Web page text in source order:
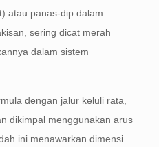
atau panas-dip dalam
sering dicat merah
dalam sistem
dengan jalur keluli rata,
dikimpal menggunakan arus
ini menawarkan dimensi